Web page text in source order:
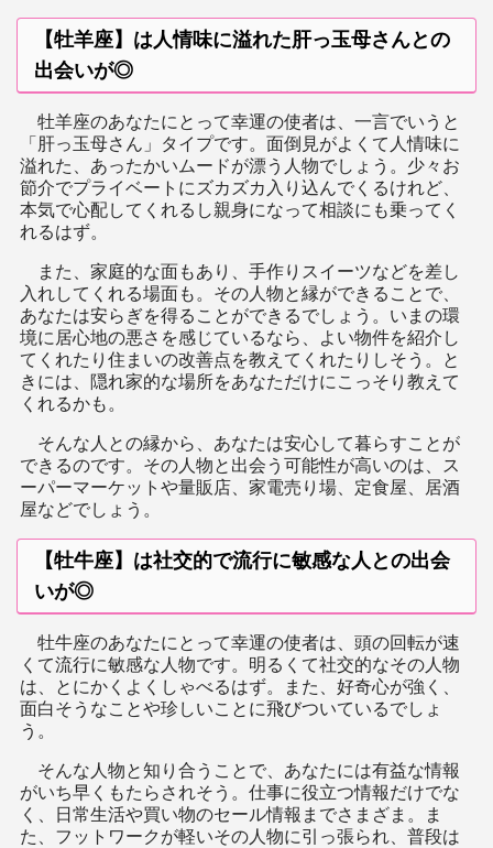
【牡羊座】は人情味に溢れた肝っ玉母さんとの
出会いが◎
牡羊座のあなたにとって幸運の使者は、一言でいうと
「肝っ玉母さん」タイプです。面倒見がよくて人情味に
溢れた、あったかいムードが漂う人物でしょう。少々お
節介でプライベートにズカズカ入り込んでくるけれど、
本気で心配してくれるし親身になって相談にも乗ってく
れるはず。
また、家庭的な面もあり、手作りスイーツなどを差し
入れしてくれる場面も。その人物と縁ができることで、
あなたは安らぎを得ることができるでしょう。いまの環
境に居心地の悪さを感じているなら、よい物件を紹介し
てくれたり住まいの改善点を教えてくれたりしそう。と
きには、隠れ家的な場所をあなただけにこっそり教えて
くれるかも。
そんな人との縁から、あなたは安心して暮らすことが
できるのです。その人物と出会う可能性が高いのは、ス
ーパーマーケットや量販店、家電売り場、定食屋、居酒
屋などでしょう。
【牡牛座】は社交的で流行に敏感な人との出会
いが◎
牡牛座のあなたにとって幸運の使者は、頭の回転が速
くて流行に敏感な人物です。明るくて社交的なその人物
は、とにかくよくしゃべるはず。また、好奇心が強く、
面白そうなことや珍しいことに飛びついているでしょ
う。
そんな人物と知り合うことで、あなたには有益な情報
がいち早くもたらされそう。仕事に役立つ情報だけでな
く、日常生活や買い物のセール情報までさまざま。ま
た、フットワークが軽いその人物に引っ張られ、普段は